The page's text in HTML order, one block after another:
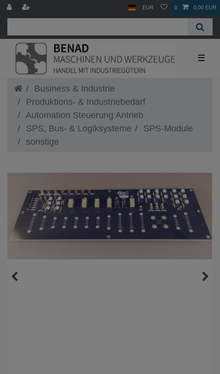
EUR 0 0,00 EUR
☰
Business & Industrie
Produktions- & Industriebedarf
Automation Steuerung Antrieb
SPS, Bus- & Logiksysteme
SPS-Module
sonstige